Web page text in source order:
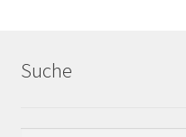
Suche